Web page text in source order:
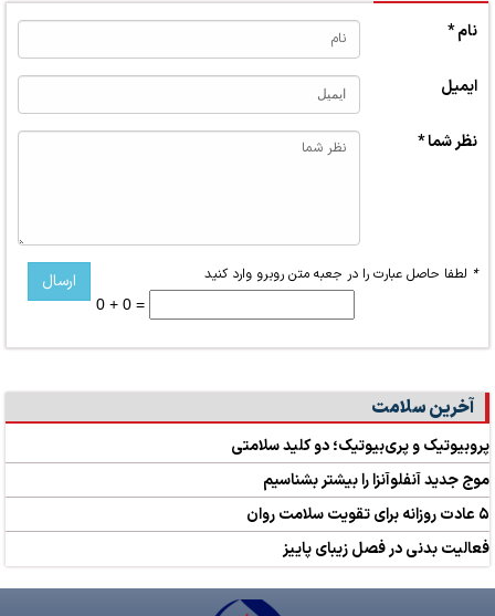
نام *
ایمیل
نظر شما *
* لطفا حاصل عبارت را در جعبه متن روبرو وارد کنید
0 + 0 =
آخرین سلامت
پروبیوتیک و پری‌بیوتیک؛ دو کلید سلامتی
موج جدید آنفلوآنزا را بیشتر بشناسیم
۵ عادت روزانه برای تقویت سلامت روان
فعالیت بدنی در فصل زیبای پاییز